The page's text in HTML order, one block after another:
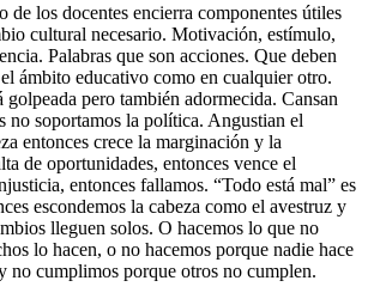
de los docentes encierra componentes útiles
cultural necesario. Motivación, estímulo,
Palabras que son acciones. Que deben
ámbito educativo como en cualquier otro.
golpeada pero también adormecida. Cansan
no soportamos la política. Angustian el
entonces crece la marginación y la
de oportunidades, entonces vence el
entonces fallamos. “Todo está mal” es
escondemos la cabeza como el avestruz y
lleguen solos. O hacemos lo que no
lo hacen, o no hacemos porque nadie hace
no cumplimos porque otros no cumplen.